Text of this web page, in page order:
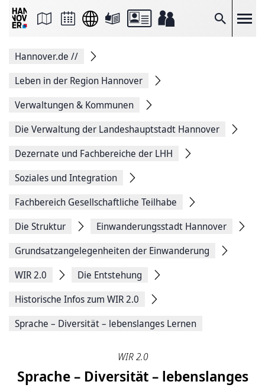
Suche
Seite
Facebook
teilen
Seitenlink
Seite
Hannover.de //
Leben in der Region Hannover
Verwaltungen & Kommunen
Die Verwaltung der Landeshauptstadt Hannover
Dezernate und Fachbereiche der LHH
Soziales und Integration
Fachbereich Gesellschaftliche Teilhabe
Die Struktur
Einwanderungsstadt Hannover
Grundsatzangelegenheiten der Einwanderung
WIR 2.0
Die Entstehung
Historische Infos zum WIR 2.0
Sprache – Diversität – lebenslanges Lernen
WIR 2.0
Sprache – Diversität – lebenslanges